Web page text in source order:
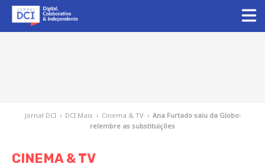
Jornal DCI › DCI Mais › Cinema & TV › Ana Furtado saiu da Globo:
relembre as substituições
CINEMA & TV